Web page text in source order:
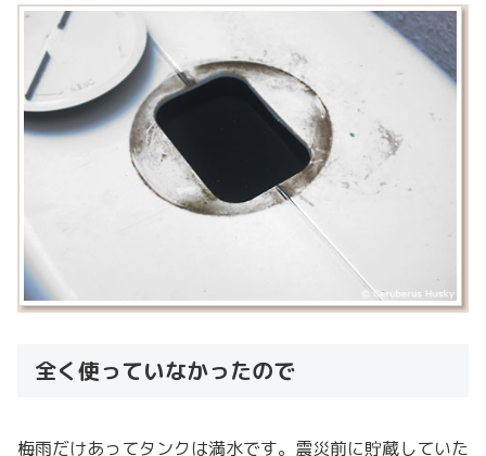
全く使っていなかったので
梅雨だけあってタンクは満水です。震災前に貯蔵していた